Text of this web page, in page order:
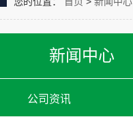
新闻中心
公司资讯